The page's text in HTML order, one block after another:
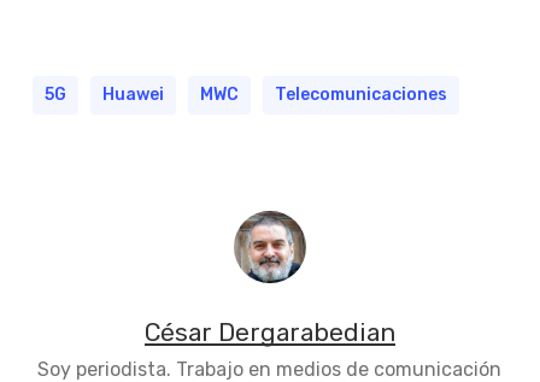
5G Huawei MWC Telecomunicaciones
César Dergarabedian
Soy periodista. Trabajo en medios de comunicación